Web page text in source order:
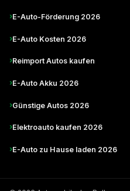
›E-Auto-Förderung 2026
›E-Auto Kosten 2026
›Reimport Autos kaufen
›E-Auto Akku 2026
›Günstige Autos 2026
›Elektroauto kaufen 2026
›E-Auto zu Hause laden 2026